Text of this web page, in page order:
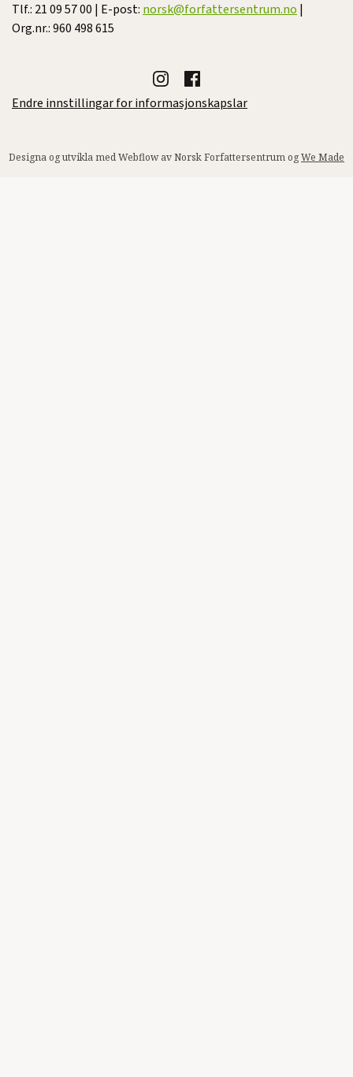
Tlf.: 21 09 57 00 | E-post: norsk@forfattersentrum.no |
Org.nr.: 960 498 615
Endre innstillingar for informasjonskapslar
Designa og utvikla med Webflow av Norsk Forfattersentrum ogWe Made